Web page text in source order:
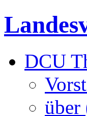
DCU
über